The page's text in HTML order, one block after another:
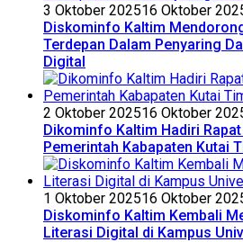
3 Oktober 202516 Oktober
Diskominfo Kaltim
Terdepan Dalam Penyaring
Digital
2 Oktober 202516 Oktober
Dikominfo Kaltim Hadiri
Pemerintah Kabapaten Kutai
1 Oktober 202516 Oktober
Diskominfo Kaltim Kembali
Literasi Digital di Kampus